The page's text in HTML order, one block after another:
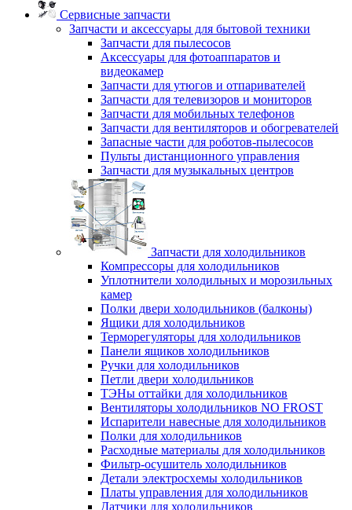
Сервисные запчасти
Запчасти и аксессуары для бытовой техники
Запчасти для пылесосов
Аксессуары для фотоаппаратов и
видеокамер
Запчасти для утюгов и отпаривателей
Запчасти для телевизоров и мониторов
Запчасти для мобильных телефонов
Запчасти для вентиляторов и обогревателей
Запасные части для роботов-пылесосов
Пульты дистанционного управления
Запчасти для музыкальных центров
Запчасти для холодильников
Компрессоры для холодильников
Уплотнители холодильных и морозильных
камер
Полки двери холодильников (балконы)
Ящики для холодильников
Терморегуляторы для холодильников
Панели ящиков холодильников
Ручки для холодильников
Петли двери холодильников
ТЭНы оттайки для холодильников
Вентиляторы холодильников NO FROST
Испарители навесные для холодильников
Полки для холодильников
Расходные материалы для холодильников
Фильтр-осушитель холодильников
Детали электросхемы холодильников
Платы управления для холодильников
Датчики для холодильников